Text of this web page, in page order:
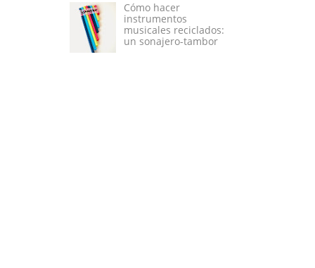
Cómo hacer
instrumentos
musicales reciclados:
un sonajero-tambor